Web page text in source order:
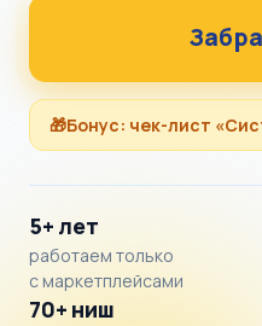
🎁Бонус: чек-лист
5+ лет
работаем только
с маркетплейсами
70+ ниш